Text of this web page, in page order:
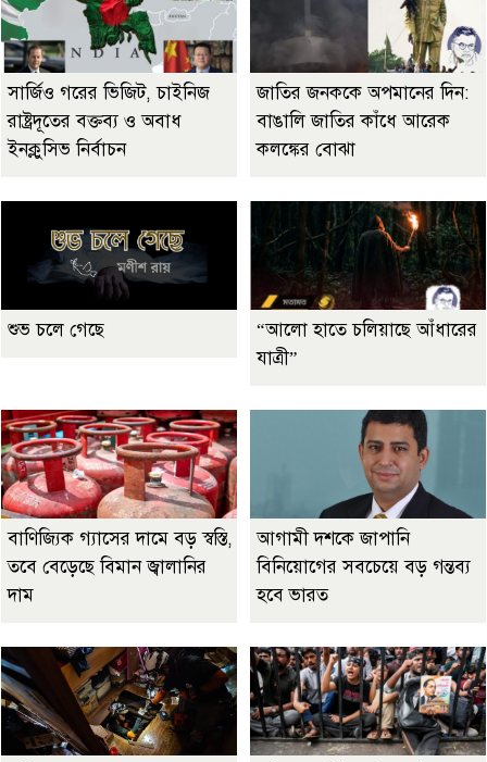
সার্জিও গরের ভিজিট, চাইনিজ
রাষ্ট্রদূতের বক্তব্য ও অবাধ
ইনক্লুসিভ নির্বাচন
জাতির জনককে অপমানের দিন:
বাঙালি জাতির কাঁধে আরেক
কলঙ্কের বোঝা
শুভ চলে গেছে
“আলো হাতে চলিয়াছে আঁধারের
যাত্রী”
বাণিজ্যিক গ্যাসের দামে বড় স্বস্তি,
তবে বেড়েছে বিমান জ্বালানির
দাম
আগামী দশকে জাপানি
বিনিয়োগের সবচেয়ে বড় গন্তব্য
হবে ভারত